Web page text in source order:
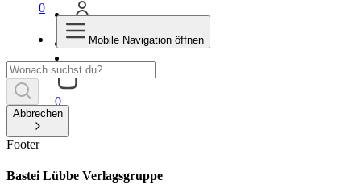
0
0
Mobile Navigation öffnen
Abbrechen
Footer
Bastei Lübbe Verlagsgruppe